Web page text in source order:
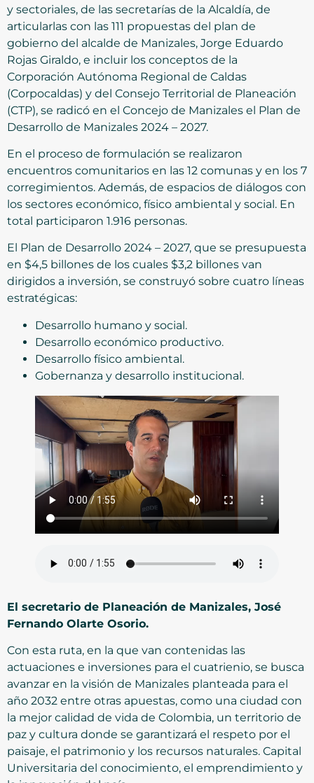
y sectoriales, de las secretarías de la Alcaldía, de
articularlas con las 111 propuestas del plan de
gobierno del alcalde de Manizales, Jorge Eduardo
Rojas Giraldo, e incluir los conceptos de la
Corporación Autónoma Regional de Caldas
(Corpocaldas) y del Consejo Territorial de Planeación
(CTP), se radicó en el Concejo de Manizales el Plan de
Desarrollo de Manizales 2024 – 2027.
En el proceso de formulación se realizaron
encuentros comunitarios en las 12 comunas y en los 7
corregimientos. Además, de espacios de diálogos con
los sectores económico, físico ambiental y social. En
total participaron 1.916 personas.
El Plan de Desarrollo 2024 – 2027, que se presupuesta
en $4,5 billones de los cuales $3,2 billones van
dirigidos a inversión, se construyó sobre cuatro líneas
estratégicas:
Desarrollo humano y social.
Desarrollo económico productivo.
Desarrollo físico ambiental.
Gobernanza y desarrollo institucional.
El secretario de Planeación de Manizales, José
Fernando Olarte Osorio.
Con esta ruta, en la que van contenidas las
actuaciones e inversiones para el cuatrienio, se busca
avanzar en la visión de Manizales planteada para el
año 2032 entre otras apuestas, como una ciudad con
la mejor calidad de vida de Colombia, un territorio de
paz y cultura donde se garantizará el respeto por el
paisaje, el patrimonio y los recursos naturales. Capital
Universitaria del conocimiento, el emprendimiento y